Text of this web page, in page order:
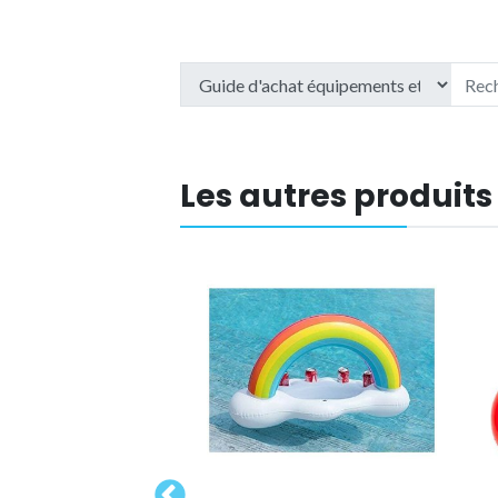
Les autres